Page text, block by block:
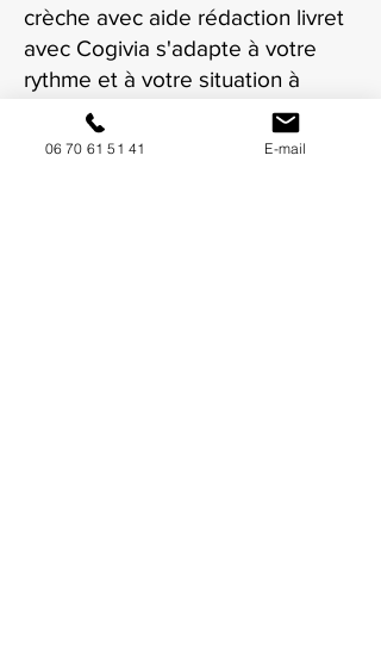
crèche avec aide rédaction livret
avec Cogivia s'adapte à votre
rythme et à votre situation à
Toulon.
06 70 61 51 41 E-mail